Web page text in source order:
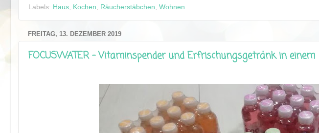
Labels: Haus Kochen Räucherstäbchen Wohnen
FREITAG, 13. DEZEMBER 2019
FOCUSWATER - Vitaminspender und Erfrischungsgetränk in einem